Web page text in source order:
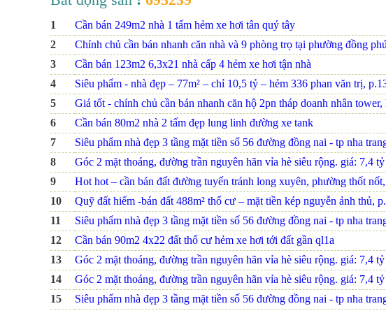
1 Cần bán 249m2 nhà 1 tấm hẻm xe hơi tân quý tây
2
Chính chủ cần bán nhanh căn nhà và 9 phòng trọ tại phường đồng
3
Cần bán 123m2 6,3x21 nhà cấp 4 hẻm xe hơi tận nhà
4
Siêu phẩm - nhà đẹp – 77m² – chỉ 10,5 tỷ – hẻm 336 phan văn trị,
5
Giá tốt - chính chủ cần bán nhanh căn hộ 2pn tháp doanh nhân tower,
6
Cần bán 80m2 nhà 2 tấm đẹp lung linh đường xe tank
7
Siêu phẩm nhà đẹp 3 tầng mặt tiền số 56 đường đồng nai - tp nha
8
Góc 2 mặt thoáng, đường trần nguyên hãn vỉa hè siêu rộng. giá: 7,4 tỷ
9
Hot hot – cần bán đất đường tuyến tránh long xuyên, phường thốt
10
Quỹ đất hiếm -bán đất 488m² thổ cư – mặt tiền kép nguyễn ảnh thủ,
11
Siêu phẩm nhà đẹp 3 tầng mặt tiền số 56 đường đồng nai - tp nha
12
Cần bán 90m2 4x22 đất thổ cư hẻm xe hơi tới đất gần ql1a
13
Góc 2 mặt thoáng, đường trần nguyên hãn vỉa hè siêu rộng. giá: 7,4 tỷ
14
Góc 2 mặt thoáng, đường trần nguyên hãn vỉa hè siêu rộng. giá: 7,4 tỷ
15
Siêu phẩm nhà đẹp 3 tầng mặt tiền số 56 đường đồng nai - tp nha